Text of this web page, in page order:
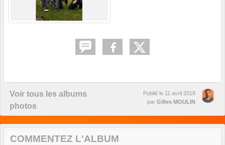
Voir tous les albums
photos
Publié le 11 avril 2018
par Gilles MOULIN
COMMENTEZ L'ALBUM